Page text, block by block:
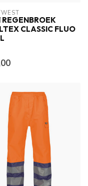
REGENBROEK
CLASSIC FLUO